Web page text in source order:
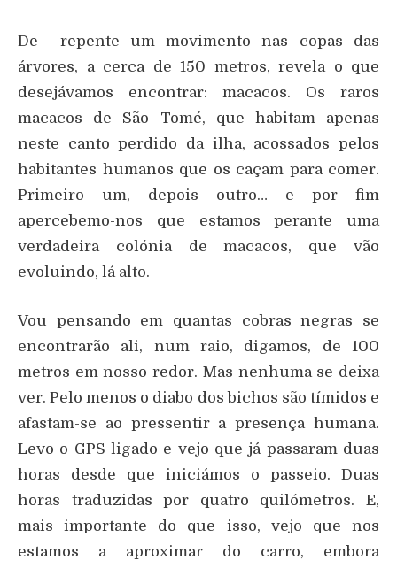
De repente um movimento nas copas das
árvores, a cerca de 150 metros, revela o que
desejávamos encontrar: macacos. Os raros
macacos de São Tomé, que habitam apenas
neste canto perdido da ilha, acossados pelos
habitantes humanos que os caçam para comer.
Primeiro um, depois outro… e por fim
apercebemo-nos que estamos perante uma
verdadeira colónia de macacos, que vão
evoluindo, lá alto.
Vou pensando em quantas cobras negras se
encontrarão ali, num raio, digamos, de 100
metros em nosso redor. Mas nenhuma se deixa
ver. Pelo menos o diabo dos bichos são tímidos e
afastam-se ao pressentir a presença humana.
Levo o GPS ligado e vejo que já passaram duas
horas desde que iniciámos o passeio. Duas
horas traduzidas por quatro quilómetros. E,
mais importante do que isso, vejo que nos
estamos a aproximar do carro, embora